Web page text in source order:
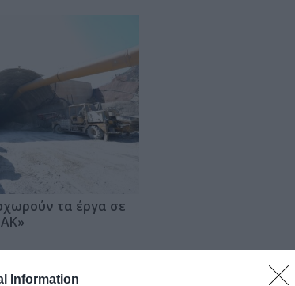
Information
τα έργα σε